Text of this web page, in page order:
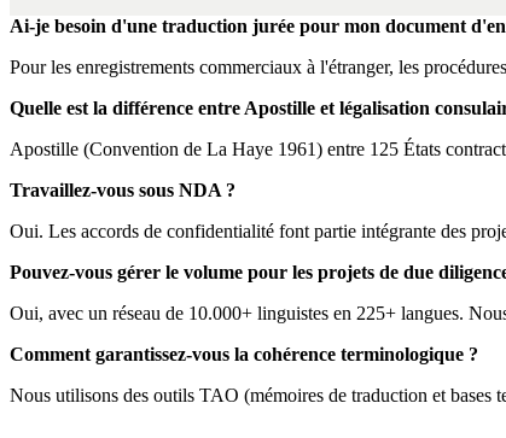
Ai-je besoin d'une traduction jurée pour mon document
Pour les enregistrements commerciaux à l'étranger, les
Quelle est la différence entre Apostille et légalisation
Apostille (Convention de La Haye 1961) entre 125 États
Travaillez-vous sous NDA ?
Oui. Les accords de confidentialité font partie intégrante des
Pouvez-vous gérer le volume pour les projets de due
Oui, avec un réseau de 10.000+ linguistes en 225+ langues.
Comment garantissez-vous la cohérence terminologique ?
Nous utilisons des outils TAO (mémoires de traduction et bases